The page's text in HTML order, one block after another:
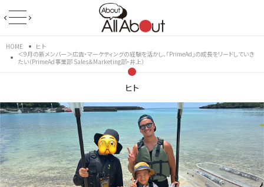
HOME
ヒト
＜9月の新メンバー＞広告・マーケティングの経験を活かし、「PrimeAd」の成長をリードしていき
たい（PrimeAd事業部 Sales＆Marketing部・井上）
ヒト